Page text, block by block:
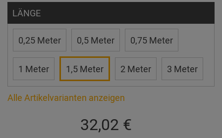
LÄNGE
0,25 Meter 0,5 Meter 0,75 Meter
1 Meter 1,5 Meter 2 Meter 3 Meter
Alle Artikelvarianten anzeigen
32,02 €